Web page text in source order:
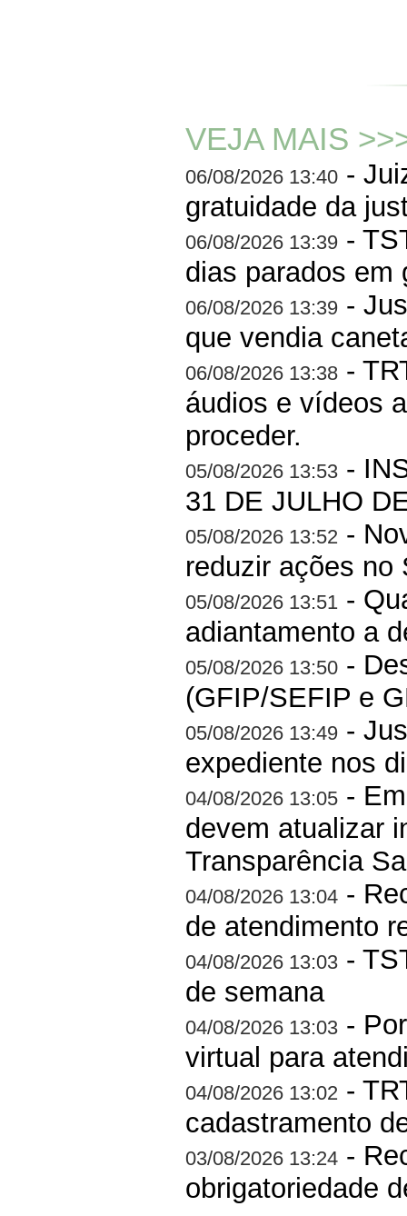
VEJA MAIS
06/08/2026 13:40 -
gratuidade da
06/08/2026 13:39 -
dias parados em
06/08/2026 13:39 -
que vendia
06/08/2026 13:38 -
áudios e vídeos
proceder.
05/08/2026 13:53 -
31 DE JULHO
05/08/2026 13:52 -
reduzir ações no
05/08/2026 13:51 -
adiantamento a
05/08/2026 13:50 -
(GFIP/SEFIP e
05/08/2026 13:49 -
expediente nos
04/08/2026 13:05 -
devem atualizar
Transparência
04/08/2026 13:04 -
de atendimento
04/08/2026 13:03 -
de semana
04/08/2026 13:03 -
virtual para
04/08/2026 13:02 -
cadastramento
03/08/2026 13:24 -
obrigatoriedade